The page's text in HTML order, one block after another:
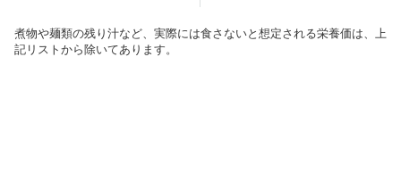
煮物や麺類の残り汁など、実際には食さないと想定される栄養価は、上
記リストから除いてあります。